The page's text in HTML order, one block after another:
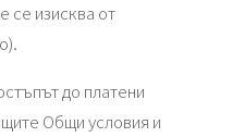
се изисква от
до платени
Общи условия и